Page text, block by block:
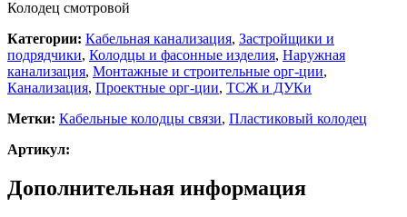
Колодец смотровой
Категории: Кабельная канализация, Застройщики и
подрядчики, Колодцы и фасонные изделия, Наружная
канализация, Монтажные и строительные орг-ции,
Канализация, Проектные орг-ции, ТСЖ и ДУКи
Метки: Кабельные колодцы связи, Пластиковый колодец
Артикул:
Дополнительная информация